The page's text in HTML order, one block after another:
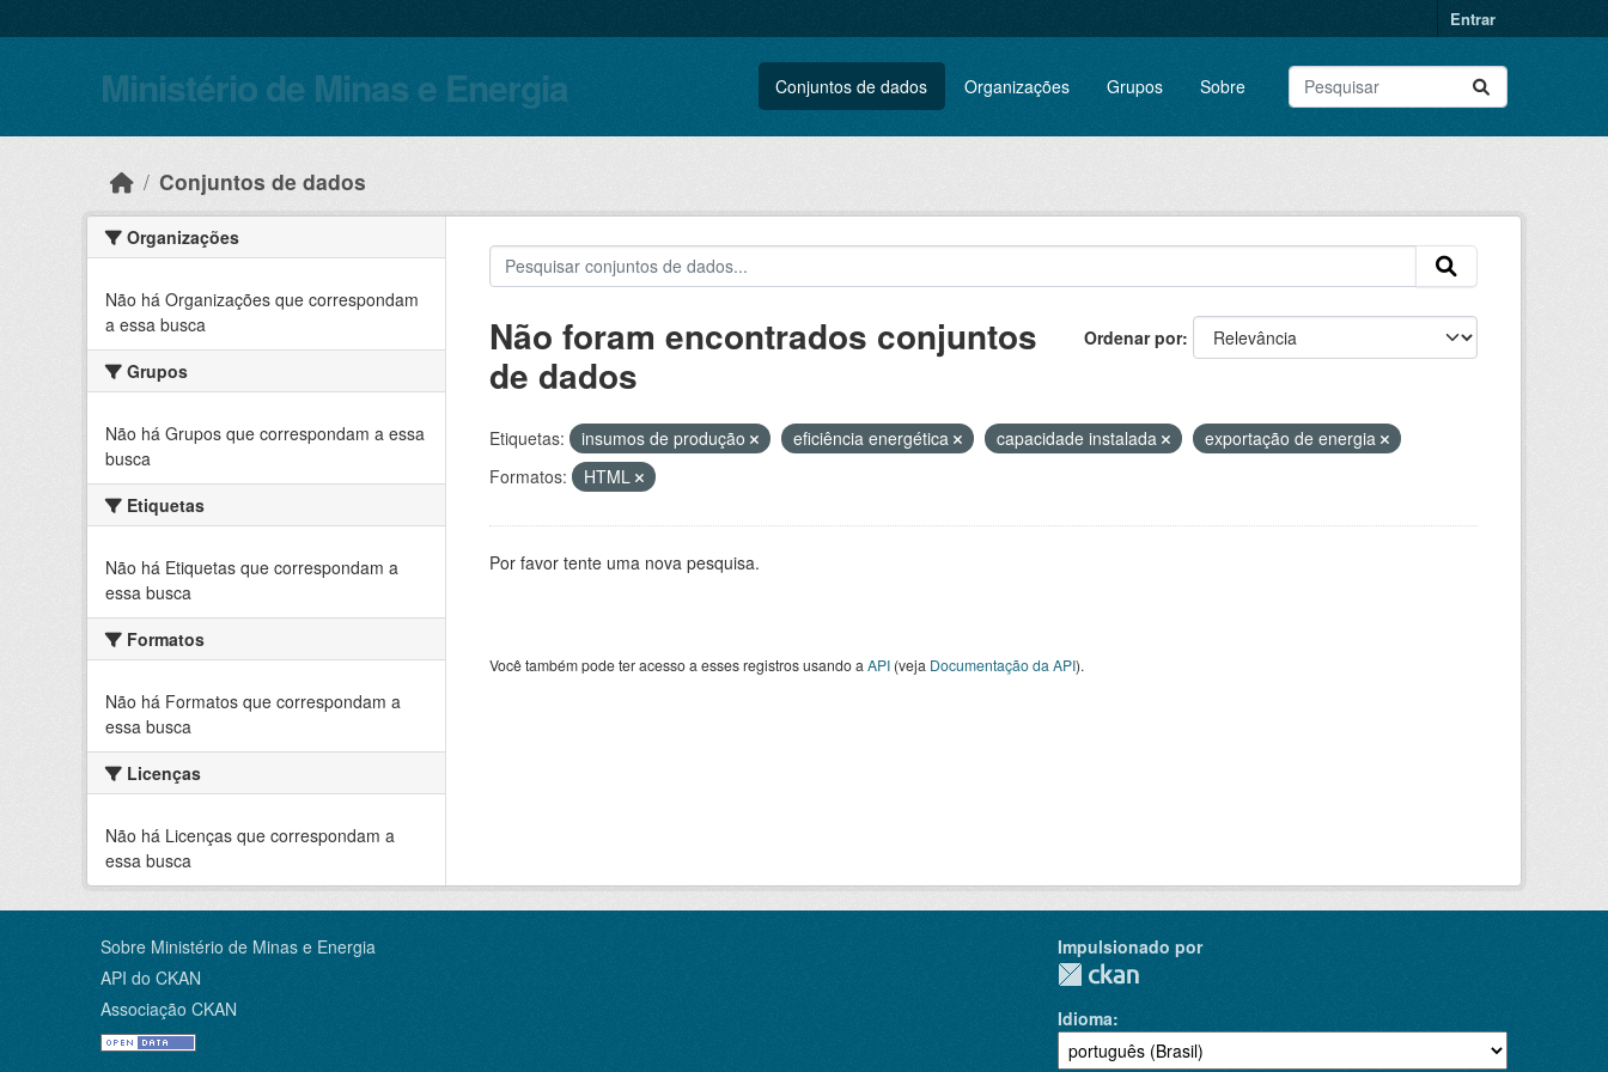
Entrar
Ministério de Minas e Energia Conjuntos de dados Organizações Grupos Sobre
Conjuntos de dados
Organizações
Não há Organizações que correspondam
a essa busca
Grupos
Não há Grupos que correspondam a essa
busca
Etiquetas
Não há Etiquetas que correspondam a
essa busca
Formatos
Não há Formatos que correspondam a
essa busca
Licenças
Não há Licenças que correspondam a
essa busca
Ordenar por
Não foram encontrados conjuntos
de dados
Etiquetas: insumos de produção eficiência energética capacidade instalada
exportação de energia
Formatos:
HTML
Por favor tente uma nova pesquisa.
Você também pode ter acesso a esses registros usando a API(veja Documentação da API).
Sobre Ministério de Minas e Energia
API do CKAN
Associação CKAN
Impulsionado por
Idioma